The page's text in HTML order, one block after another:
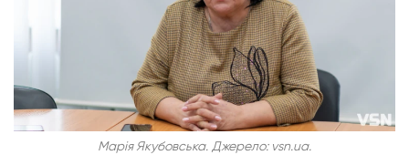
Марія Якубовська. Джерело: vsn.ua.